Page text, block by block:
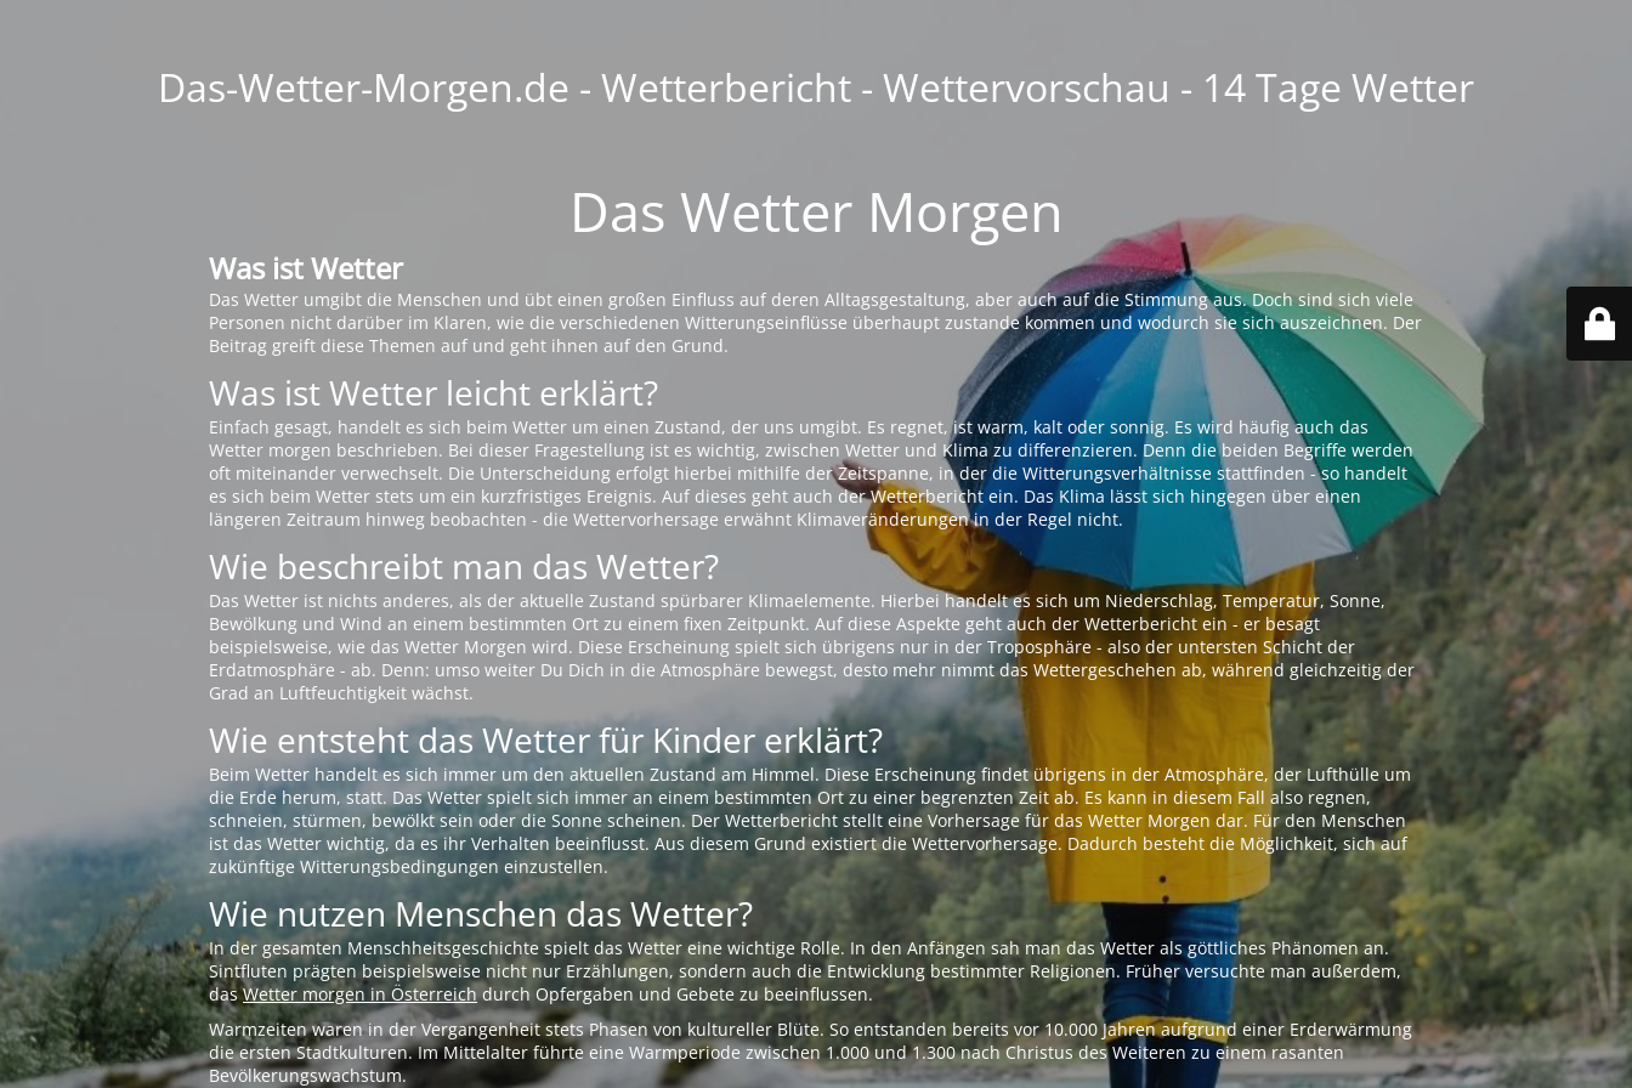
Das-Wetter-Morgen.de - Wetterbericht - Wettervorschau - 14 Tage Wetter
Das Wetter Morgen
Was ist Wetter
Das Wetter umgibt die Menschen und übt einen großen Einfluss auf deren Alltagsgestaltung, aber auch auf die Stimmung aus. Doch sind sich viele
Personen nicht darüber im Klaren, wie die verschiedenen Witterungseinflüsse überhaupt zustande kommen und wodurch sie sich auszeichnen. Der
Beitrag greift diese Themen auf und geht ihnen auf den Grund.
Was ist Wetter leicht erklärt?
Einfach gesagt, handelt es sich beim Wetter um einen Zustand, der uns umgibt. Es regnet, ist warm, kalt oder sonnig. Es wird häufig auch das
Wetter morgen beschrieben. Bei dieser Fragestellung ist es wichtig, zwischen Wetter und Klima zu differenzieren. Denn die beiden Begriffe werden
oft miteinander verwechselt. Die Unterscheidung erfolgt hierbei mithilfe der Zeitspanne, in der die Witterungsverhältnisse stattfinden - so handelt
es sich beim Wetter stets um ein kurzfristiges Ereignis. Auf dieses geht auch der Wetterbericht ein. Das Klima lässt sich hingegen über einen
längeren Zeitraum hinweg beobachten - die Wettervorhersage erwähnt Klimaveränderungen in der Regel nicht.
Wie beschreibt man das Wetter?
Das Wetter ist nichts anderes, als der aktuelle Zustand spürbarer Klimaelemente. Hierbei handelt es sich um Niederschlag, Temperatur, Sonne,
Bewölkung und Wind an einem bestimmten Ort zu einem fixen Zeitpunkt. Auf diese Aspekte geht auch der Wetterbericht ein - er besagt
beispielsweise, wie das Wetter Morgen wird. Diese Erscheinung spielt sich übrigens nur in der Troposphäre - also der untersten Schicht der
Erdatmosphäre - ab. Denn: umso weiter Du Dich in die Atmosphäre bewegst, desto mehr nimmt das Wettergeschehen ab, während gleichzeitig der
Grad an Luftfeuchtigkeit wächst.
Wie entsteht das Wetter für Kinder erklärt?
Beim Wetter handelt es sich immer um den aktuellen Zustand am Himmel. Diese Erscheinung findet übrigens in der Atmosphäre, der Lufthülle um
die Erde herum, statt. Das Wetter spielt sich immer an einem bestimmten Ort zu einer begrenzten Zeit ab. Es kann in diesem Fall also regnen,
schneien, stürmen, bewölkt sein oder die Sonne scheinen. Der Wetterbericht stellt eine Vorhersage für das Wetter Morgen dar. Für den Menschen
ist das Wetter wichtig, da es ihr Verhalten beeinflusst. Aus diesem Grund existiert die Wettervorhersage. Dadurch besteht die Möglichkeit, sich auf
zukünftige Witterungsbedingungen einzustellen.
Wie nutzen Menschen das Wetter?
In der gesamten Menschheitsgeschichte spielt das Wetter eine wichtige Rolle. In den Anfängen sah man das Wetter als göttliches Phänomen an.
Sintfluten prägten beispielsweise nicht nur Erzählungen, sondern auch die Entwicklung bestimmter Religionen. Früher versuchte man außerdem,
dasWetter morgen in Österreichdurch Opfergaben und Gebete zu beeinflussen.
Warmzeiten waren in der Vergangenheit stets Phasen von kultureller Blüte. So entstanden bereits vor 10.000 Jahren aufgrund einer Erderwärmung
die ersten Stadtkulturen. Im Mittelalter führte eine Warmperiode zwischen 1.000 und 1.300 nach Christus des Weiteren zu einem rasanten
Bevölkerungswachstum.